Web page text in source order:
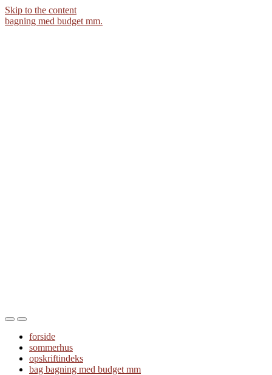
Skip to the content
bagning med budget mm.
Toggle
mobile
menu
Toggle
the
search
field
forside
sommerhus
opskriftindeks
bag bagning med budget mm